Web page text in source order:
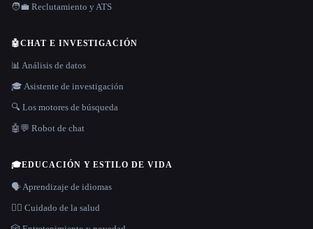
🧑‍💼 Reclutamiento y ATS
🤖CHAT E INVESTIGACIÓN
📊 Análisis de datos
🎓 Asistente de investigación
🔍 Los motores de búsqueda
🤖💬 Robot de chat
🎓EDUCACIÓN Y ESTILO DE VIDA
🗣️ Aprendizaje de idiomas
👩‍⚕️ Cuidado de la salud